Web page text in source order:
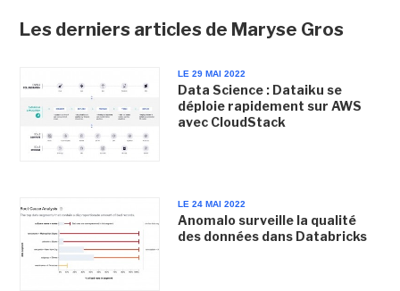
Les derniers articles de Maryse Gros
LE 29 MAI 2022
Data Science : Dataiku se
déploie rapidement sur AWS
avec CloudStack
LE 24 MAI 2022
Anomalo surveille la qualité
des données dans Databricks